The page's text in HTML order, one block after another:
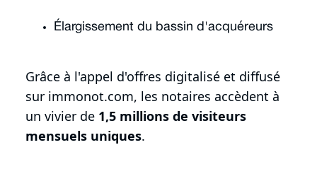
Élargissement du bassin d'acquéreurs
Grâce à l'appel d'offres digitalisé et diffusé
sur immonot.com, les notaires accèdent à
un vivier de 1,5 millions de visiteurs
mensuels uniques.